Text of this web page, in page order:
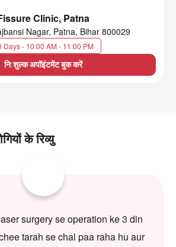
Clinic, Patna
Nagar, Patna, Bihar 800029
Days - 10:00 AM - 11:00 PM
नि:शुल्क अपॉइंटमेंट बुक करें
के रिव्यु
surgery se operation ke 3 din
tarah se chal paa raha hu aur